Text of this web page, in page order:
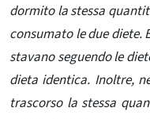
dormito la stessa
consumato le due diete.
stavano seguendo le
dieta identica. Inoltre,
trascorso la stessa